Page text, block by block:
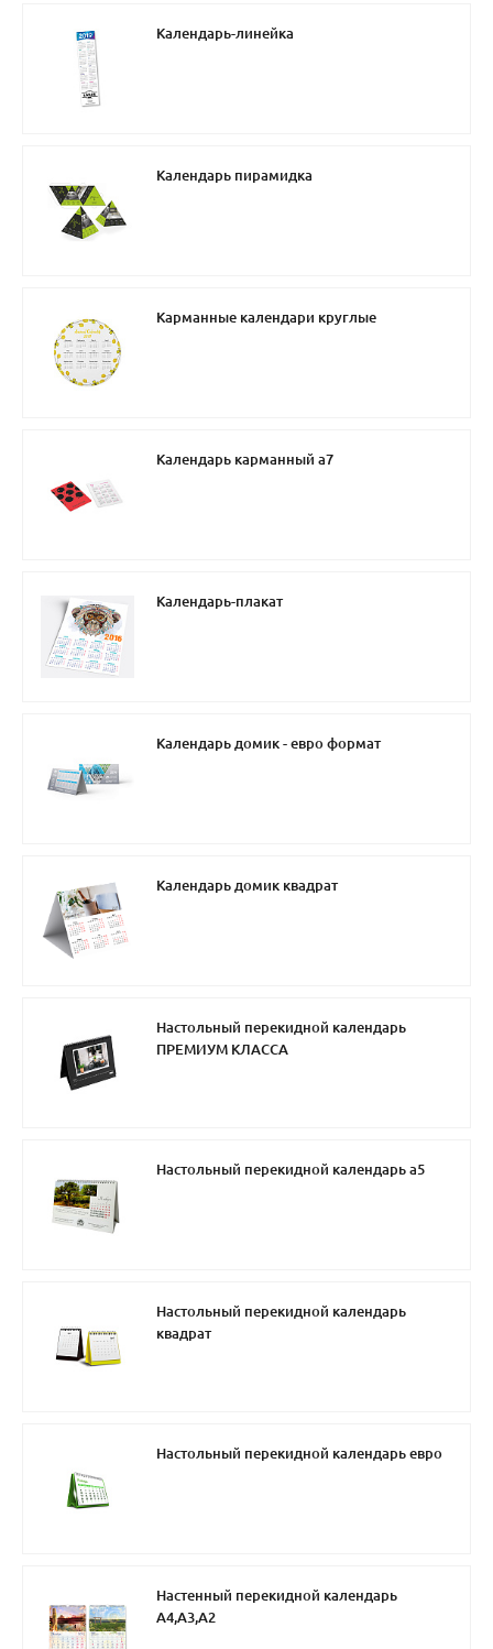
Календарь-линейка
Календарь пирамидка
Карманные календари круглые
Календарь карманный а7
Календарь-плакат
Календарь домик - евро формат
Календарь домик квадрат
Настольный перекидной календарь
ПРЕМИУМ КЛАССА
Настольный перекидной календарь а5
Настольный перекидной календарь
квадрат
Настольный перекидной календарь евро
Настенный перекидной календарь
А4,А3,А2